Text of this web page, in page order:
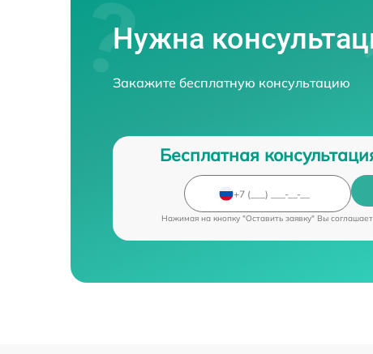
Нужна
Закажите бесплатную консультацию
Бесплатная
Нажимая на кнопку "Оставить заявку" Вы